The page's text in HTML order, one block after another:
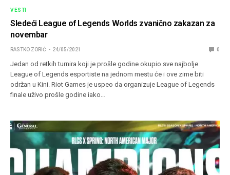
VESTI
Sledeći League of Legends Worlds zvanično zakazan za
novembar
RASTKO ZORIĆ 24/05/2021 0
Jedan od retkih turnira koji je prošle godine okupio sve najbolje
League of Legends esportiste na jednom mestu će i ove zime biti
održan u Kini. Riot Games je uspeo da organizuje League of Legends
finale uživo prošle godine iako…